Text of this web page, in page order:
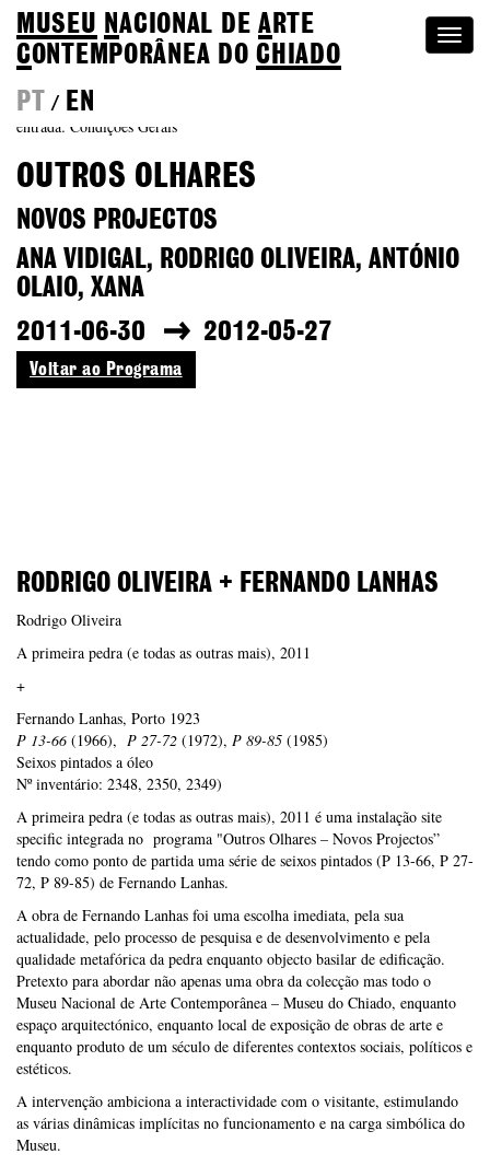
MUSEU NACIONAL DEA RTE
CONTEMPORÂNEA DOCHIADO
PT
/ EN
entrada: Condições Gerais
OUTROS OLHARES
NOVOS PROJECTOS
ANA VIDIGAL, RODRIGO OLIVEIRA, ANTÓNIO
OLAIO, XANA
2011-06-30
2012-05-27
Voltar ao Programa
RODRIGO OLIVEIRA + FERNANDO LANHAS
Rodrigo Oliveira
A primeira pedra (e todas as outras mais), 2011
+
Fernando Lanhas, Porto 1923
P 13-66 (1966), P 27-72 (1972), P 89-85 (1985)
Seixos pintados a óleo
Nº inventário: 2348, 2350, 2349)
A primeira pedra (e todas as outras mais), 2011 é uma instalação site
specific integrada no programa "Outros Olhares – Novos Projectos”
tendo como ponto de partida uma série de seixos pintados (P 13-66, P 27-
72, P 89-85) de Fernando Lanhas.
A obra de Fernando Lanhas foi uma escolha imediata, pela sua
actualidade, pelo processo de pesquisa e de desenvolvimento e pela
qualidade metafórica da pedra enquanto objecto basilar de edificação.
Pretexto para abordar não apenas uma obra da colecção mas todo o
Museu Nacional de Arte Contemporânea – Museu do Chiado, enquanto
espaço arquitectónico, enquanto local de exposição de obras de arte e
enquanto produto de um século de diferentes contextos sociais, políticos e
estéticos.
A intervenção ambiciona a interactividade com o visitante, estimulando
as várias dinâmicas implícitas no funcionamento e na carga simbólica do
Museu.